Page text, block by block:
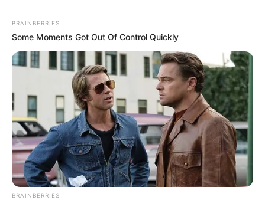
BRAINBERRIES
Some Moments Got Out Of Control Quickly
BRAINBERRIES